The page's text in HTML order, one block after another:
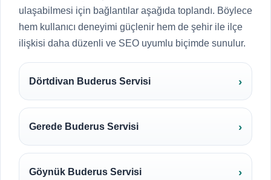
ulaşabilmesi için bağlantılar aşağıda toplandı. Böylece
hem kullanıcı deneyimi güçlenir hem de şehir ile ilçe
ilişkisi daha düzenli ve SEO uyumlu biçimde sunulur.
Dörtdivan Buderus Servisi
Gerede Buderus Servisi
Göynük Buderus Servisi